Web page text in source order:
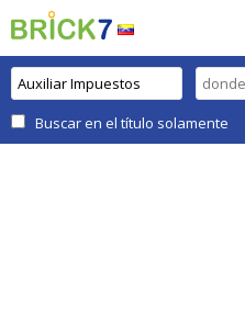
Buscar en el título solamente